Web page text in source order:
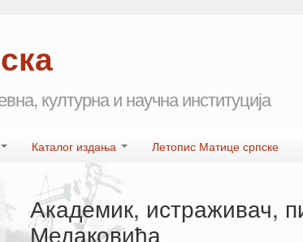
културна и научна институција
Каталог издања Летопис Матице српске
Академик, истраживач,
Медаковића